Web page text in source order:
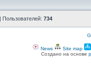
| Пользователей: 734
News Site map
Создано на основе